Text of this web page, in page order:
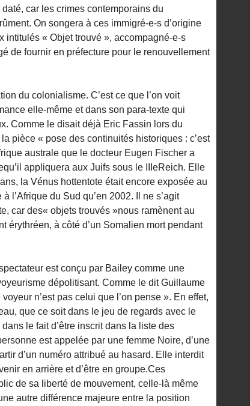
daté, car les crimes contemporains du
On songera à ces immigré-e-s d’origine
intitulés « Objet trouvé », accompagné-e-s
de fournir en préfecture pour le renouvellement
du colonialisme. C’est ce que l’on voit
elle-même et dans son para-texte qui
Comme le disait déjà Eric Fassin lors du
pièce « pose des continuités historiques : c’est
australe que le docteur Eugen Fischer a
appliquera aux Juifs sous le IIIeReich. Elle
la Vénus hottentote était encore exposée au
l’Afrique du Sud qu’en 2002. Il ne s’agit
car des« objets trouvés »nous ramènent au
érythréen, à côté d’un Somalien mort pendant
est conçu par Bailey comme une
dépolitisant. Comme le dit Guillaume
n’est pas celui que l’on pense ». En effet,
que ce soit dans le jeu de regards avec le
le fait d’être inscrit dans la liste des
est appelée par une femme Noire, d’une
d’un numéro attribué au hasard. Elle interdit
en arrière et d’être en groupe.Ces
de sa liberté de mouvement, celle-là même
autre différence majeure entre la position